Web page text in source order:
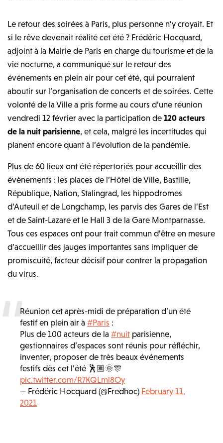
Le retour des soirées à Paris, plus personne n’y croyait. Et
si le rêve devenait réalité cet été ? Frédéric Hocquard,
adjoint à la Mairie de Paris en charge du tourisme et de la
vie nocturne, a communiqué sur le retour des
événements en plein air pour cet été, qui pourraient
aboutir sur l’organisation de concerts et de soirées. Cette
volonté de la Ville a pris forme au cours d’une réunion
vendredi 12 février avec la participation de120 acteurs
de la nuit parisienne, et cela, malgré les incertitudes qui
planent encore quant à l’évolution de la pandémie.
Plus de 60 lieux ont été répertoriés pour accueillir des
évènements : les places de l’Hôtel de Ville, Bastille,
République, Nation, Stalingrad, les hippodromes
d’Auteuil et de Longchamp, les parvis des Gares de l’Est
et de Saint-Lazare et le Hall 3 de la Gare Montparnasse.
Tous ces espaces ont pour trait commun d’être en mesure
d’accueillir des jauges importantes sans impliquer de
promiscuité, facteur décisif pour contrer la propagation
du virus.
Réunion cet après-midi de préparation d’un été
festif en plein air à#Paris :
Plus de 100 acteurs de la#nuit parisienne,
gestionnaires d’espaces sont réunis pour réfléchir,
inventer, proposer de très beaux événements
festifs dès cet l’été 🕺🏽🌞🎊
pic.twitter.com/R7KQLml8Oy
— Frédéric Hocquard (@Fredhoc) February 11,
2021